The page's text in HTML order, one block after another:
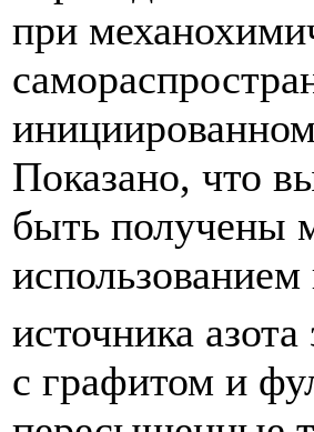
при
Показано, что
быть получены
источника
с графитом и